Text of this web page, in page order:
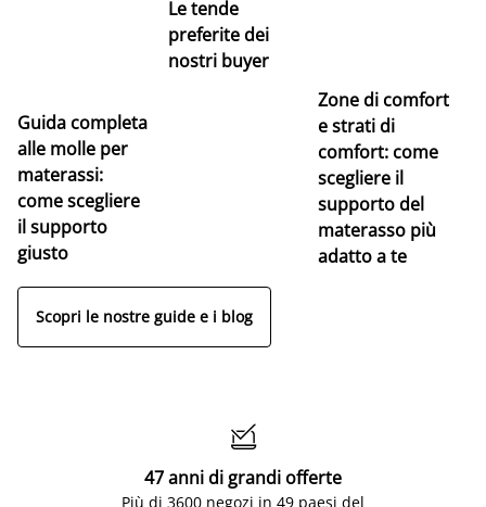
Guida completa
alle molle per
materassi:
come scegliere
il supporto
giusto
Le tende
preferite dei
nostri buyer
Zone di comfort
e strati di
comfort: come
scegliere il
supporto del
materasso più
adatto a te
Scopri le nostre guide e i blog

47 anni di grandi offerte
Più di 3600 negozi in 49 paesi del